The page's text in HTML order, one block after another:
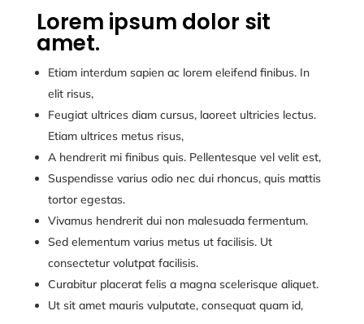
Lorem ipsum dolor sit
amet.
Etiam interdum sapien ac lorem eleifend finibus. In
elit risus,
Feugiat ultrices diam cursus, laoreet ultricies lectus.
Etiam ultrices metus risus,
A hendrerit mi finibus quis. Pellentesque vel velit est,
Suspendisse varius odio nec dui rhoncus, quis mattis
tortor egestas.
Vivamus hendrerit dui non malesuada fermentum.
Sed elementum varius metus ut facilisis. Ut
consectetur volutpat facilisis.
Curabitur placerat felis a magna scelerisque aliquet.
Ut sit amet mauris vulputate, consequat quam id,